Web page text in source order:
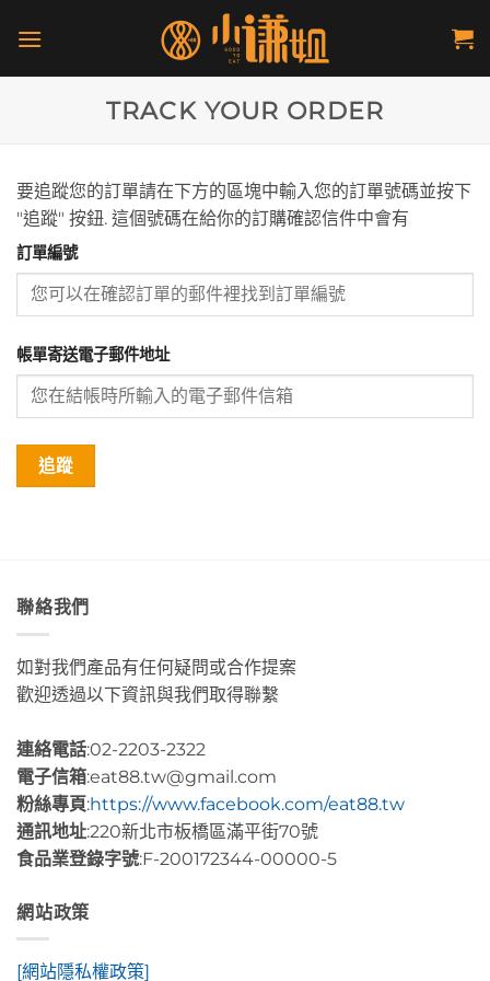
TRACK YOUR ORDER
要追蹤您的訂單請在下方的區塊中輸入您的訂單號碼並按下
"追蹤" 按鈕. 這個號碼在給你的訂購確認信件中會有
訂單編號
帳單寄送電子郵件地址
追蹤
聯絡我們
如對我們產品有任何疑問或合作提案
歡迎透過以下資訊與我們取得聯繫
連絡電話:02-2203-2322
電子信箱:eat88.tw@gmail.com
粉絲專頁:https://www.facebook.com/eat88.tw
通訊地址:220新北市板橋區滿平街70號
食品業登錄字號:F-200172344-00000-5
網站政策
[網站隱私權政策]